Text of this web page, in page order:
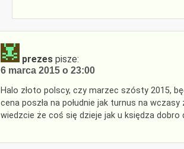
prezes pisze:
6 marca 2015 o 23:00
Halo złoto polscy, czy marzec szósty 2015,
cena poszła na południe jak turnus na
wiedzcie że coś się dzieje jak u księdza dobro